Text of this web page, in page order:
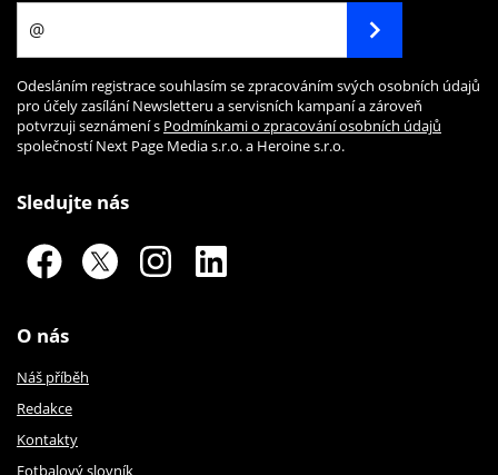
Odesláním registrace souhlasím se zpracováním svých osobních údajů
pro účely zasílání Newsletteru a servisních kampaní a zároveň
potvrzuji seznámení s Podmínkami o zpracování osobních údajů
společností Next Page Media s.r.o. a Heroine s.r.o.
Sledujte nás
O nás
Náš příběh
Redakce
Kontakty
Fotbalový slovník